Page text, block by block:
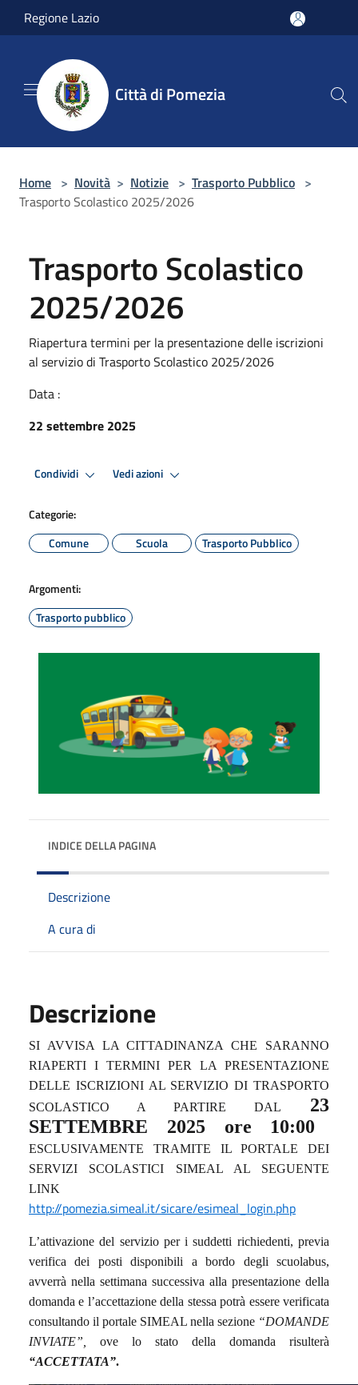
Salta al contenuto principale
Regione Lazio
Città di Pomezia
Home > Novità > Notizie > Trasporto Pubblico >
Trasporto Scolastico 2025/2026
Trasporto Scolastico
2025/2026
Riapertura termini per la presentazione delle iscrizioni
al servizio di Trasporto Scolastico 2025/2026
Data :
22 settembre 2025
Condividi Vedi azioni
Categorie:
Comune
Scuola Trasporto Pubblico
Argomenti:
Trasporto pubblico
INDICE DELLA PAGINA
Descrizione
A cura di
Descrizione
SI AVVISA LA CITTADINANZA CHE SARANNO
RIAPERTI I TERMINI PER LA PRESENTAZIONE
DELLE ISCRIZIONI AL SERVIZIO DI TRASPORTO
SCOLASTICO A PARTIRE DAL 23
SETTEMBRE 2025 ore 10:00
ESCLUSIVAMENTE TRAMITE IL PORTALE DEI
SERVIZI SCOLASTICI SIMEAL AL SEGUENTE
LINK
http://pomezia.simeal.it/sicare/esimeal_login.php
L’attivazione del servizio per i suddetti richiedenti, previa
verifica dei posti disponibili a bordo degli scuolabus,
avverrà nella settimana successiva alla presentazione della
domanda e l’accettazione della stessa potrà essere verificata
consultando il portale SIMEAL nella sezione “DOMANDE
INVIATE”, ove lo stato della domanda risulterà
“ACCETTATA”.